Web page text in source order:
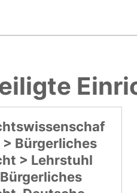
Bürgerliches
> Lehrstuhl